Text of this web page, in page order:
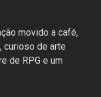
movido a café,
curioso de arte
de RPG e um